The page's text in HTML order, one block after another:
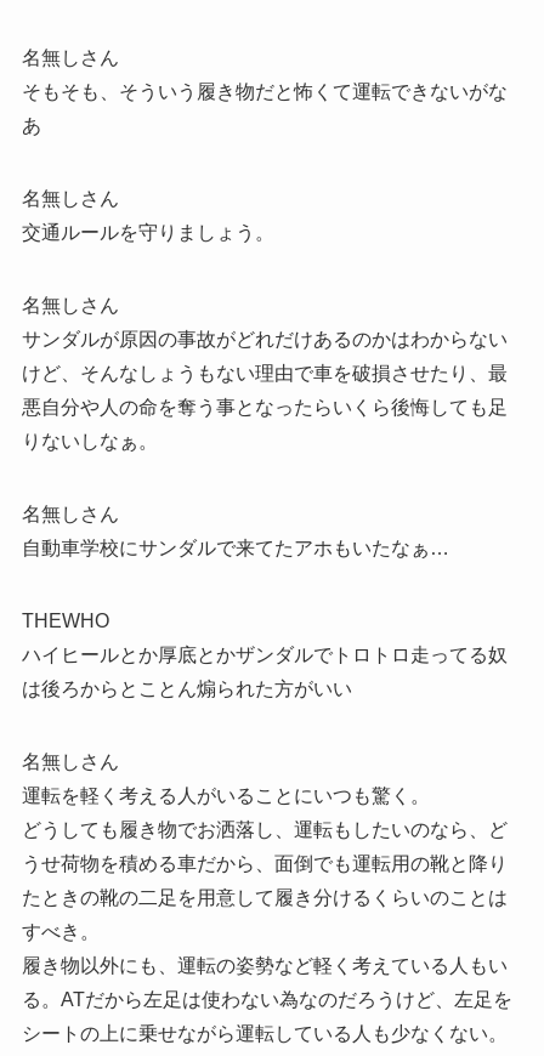
名無しさん
そもそも、そういう履き物だと怖くて運転できないがな
あ
名無しさん
交通ルールを守りましょう。
名無しさん
サンダルが原因の事故がどれだけあるのかはわからない
けど、そんなしょうもない理由で車を破損させたり、最
悪自分や人の命を奪う事となったらいくら後悔しても足
りないしなぁ。
名無しさん
自動車学校にサンダルで来てたアホもいたなぁ…
THEWHO
ハイヒールとか厚底とかザンダルでトロトロ走ってる奴
は後ろからとことん煽られた方がいい
名無しさん
運転を軽く考える人がいることにいつも驚く。
どうしても履き物でお洒落し、運転もしたいのなら、ど
うせ荷物を積める車だから、面倒でも運転用の靴と降り
たときの靴の二足を用意して履き分けるくらいのことは
すべき。
履き物以外にも、運転の姿勢など軽く考えている人もい
る。ATだから左足は使わない為なのだろうけど、左足を
シートの上に乗せながら運転している人も少なくない。